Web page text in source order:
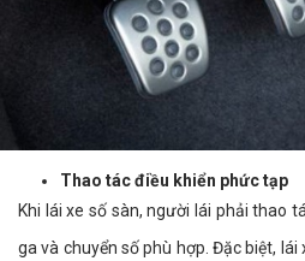
Thao tác điều khiển phức tạp
Khi lái xe số sàn, người lái phải thao
ga và chuyển số phù hợp. Đặc biệt,